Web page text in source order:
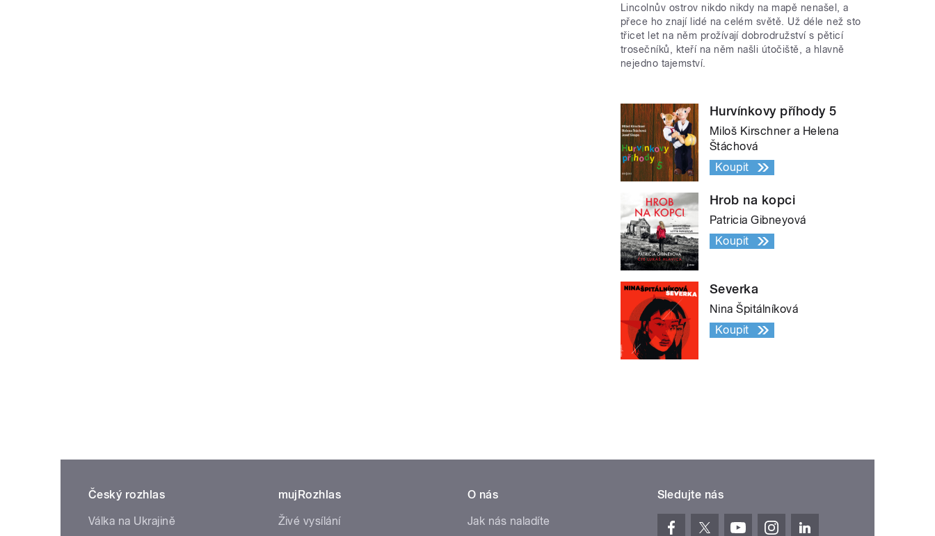
Lincolnův ostrov nikdo nikdy na mapě nenašel, a
přece ho znají lidé na celém světě. Už déle než sto
třicet let na něm prožívají dobrodružství s pěticí
trosečníků, kteří na něm našli útočiště, a hlavně
nejedno tajemství.
Hurvínkovy příhody 5
Miloš Kirschner a Helena
Štáchová
Koupit
Hrob na kopci
Patricia Gibneyová
Koupit
Severka
Nina Špitálníková
Koupit
Český rozhlas
Válka na Ukrajině
mujRozhlas
Živé vysílání
O nás
Jak nás naladíte
Sledujte nás